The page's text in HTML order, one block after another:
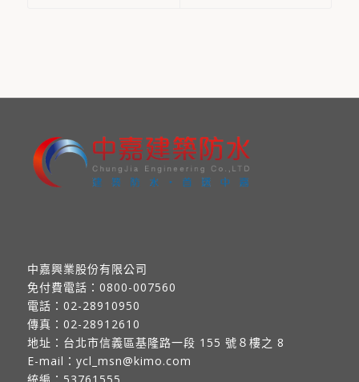
中嘉興業股份有限公司
免付費電話： 0800-007560
電話： 02-28910950
傳真： 02-28912610
地址： 台北市信義區基隆路一段 155 號８樓之 8
E-mail： ycl_msn@kimo.com